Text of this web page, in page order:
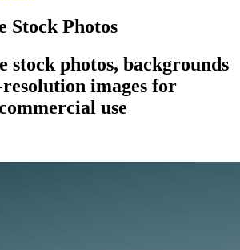
Stock Photos
stock photos, backgrounds
images for
use